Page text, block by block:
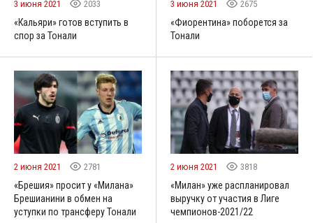
3 июня 2021 2033
«Кальяри» готов вступить в
спор за Тонали
3 июня 2021 2675
«Фиорентина» поборется за
Тонали
2 июня 2021 2781
«Брешия» просит у «Милана»
Брешианини в обмен на
уступки по трансферу Тонали
2 июня 2021 3818
«Милан» уже распланировал
выручку от участия в Лиге
чемпионов-2021/22